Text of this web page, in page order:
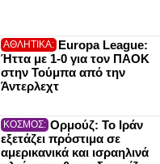
ΑΘΛΗΤΙΚΑ: Europa League:
Ήττα με 1-0 για τον ΠΑΟΚ
στην Τούμπα από την
Άντερλεχτ
ΚΟΣΜΟΣ: Ορμούζ: Το Ιράν
εξετάζει πρόστιμα σε
αμερικανικά και ισραηλινά